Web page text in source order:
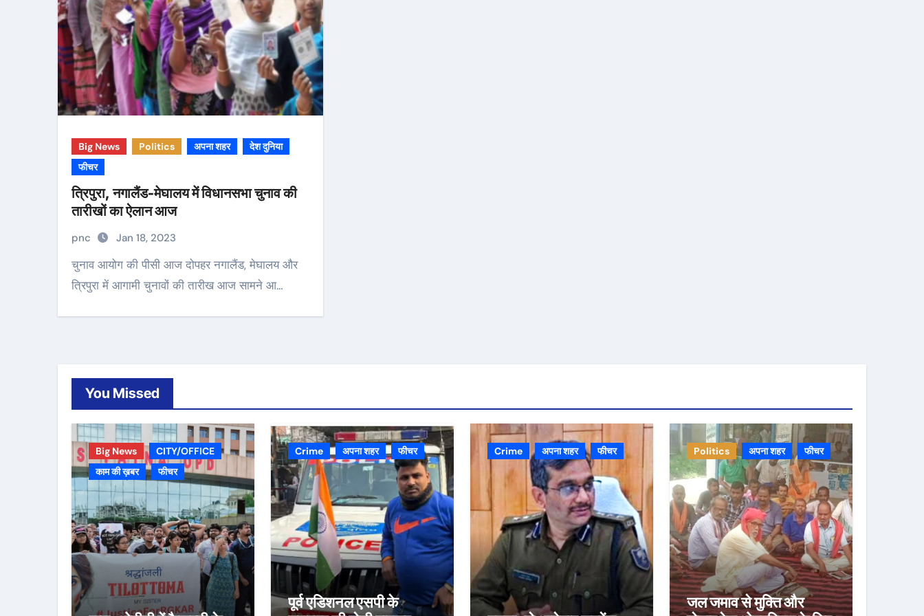
Big News Politics अपना शहर
देश दुनिया
फीचर
त्रिपुरा, नगालैंड-मेघालय में विधानसभा चुनाव की
तारीखों का ऐलान आज
pnc Jan 18, 2023
चुनाव आयोग की पीसी आज दोपहर नगालैंड, मेघालय और
त्रिपुरा में आगामी चुनावों की तारीख आज सामने आ…
You Missed
Big News
CITY/OFFICE
काम की ख़बर
फीचर
Crime अपना शहर फीचर
पूर्व एडिशनल एसपी के
Crime अपना शहर फीचर Politics अपना शहर फीचर
जल जमाव से मुक्ति और